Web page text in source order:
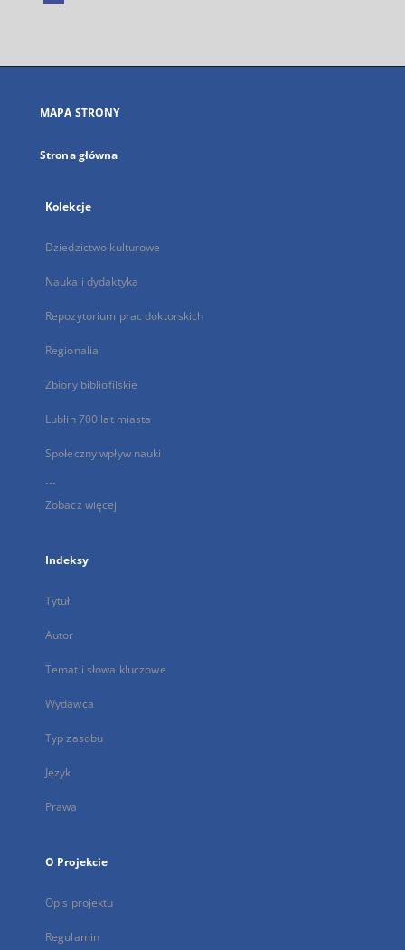
się
karcie
MAPA STRONY
Strona główna
Kolekcje
Dziedzictwo kulturowe
Nauka i dydaktyka
Repozytorium prac doktorskich
Regionalia
Zbiory bibliofilskie
Lublin 700 lat miasta
Społeczny wpływ nauki
...
Zobacz więcej
Indeksy
Tytuł
Autor
Temat i słowa kluczowe
Wydawca
Typ zasobu
Język
Prawa
O Projekcie
Opis projektu
Regulamin